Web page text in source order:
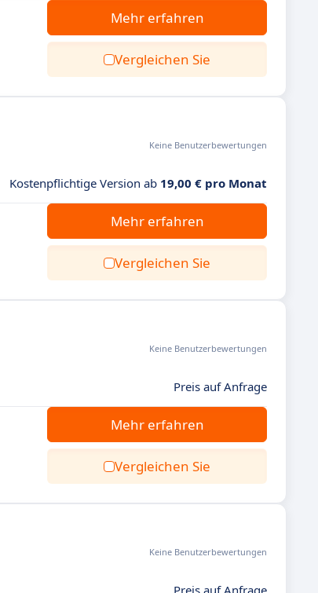
Mehr erfahren
Vergleichen Sie
Keine Benutzerbewertungen
Kostenpflichtige Version ab 19,00 € pro Monat
Mehr erfahren
Vergleichen Sie
Keine Benutzerbewertungen
Preis auf Anfrage
Mehr erfahren
Vergleichen Sie
Keine Benutzerbewertungen
Preis auf Anfrage